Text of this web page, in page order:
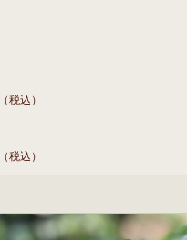
（税込）
（税込）